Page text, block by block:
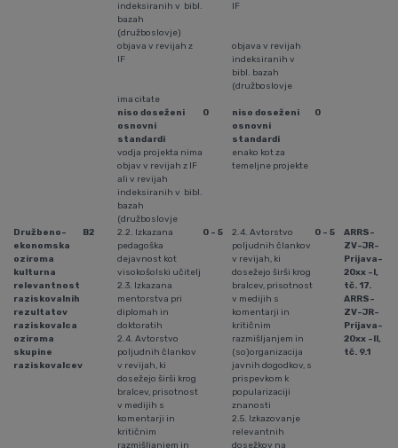
indeksiranih v bibl.
bazah
(družboslovje)
IF
objava v revijah z
IF
objava v revijah
indeksiranih v
bibl. bazah
(družboslovje
ima citate
niso doseženi
osnovni
standardi
0
niso doseženi
osnovni
standardi
0
vodja projekta nima
objav v revijah z IF
ali v revijah
indeksiranih v bibl.
bazah
(družboslovje
enako kot za
temeljne projekte
Družbeno-
ekonomska
oziroma
kulturna
relevantnost
raziskovalnih
rezultatov
raziskovalca
oziroma
skupine
raziskovalcev
B2
2.2. Izkazana
pedagoška
dejavnost kot
visokošolski učitelj
2.3. Izkazana
mentorstva pri
diplomah in
doktoratih
2.4. Avtorstvo
poljudnih člankov
v revijah, ki
dosežejo širši krog
bralcev, prisotnost
v medijih s
komentarji in
kritičnim
razmišljanjem in
0 - 5
2.4. Avtorstvo
poljudnih člankov
v revijah, ki
dosežejo širši krog
bralcev, prisotnost
v medijih s
komentarji in
kritičnim
razmišljanjem in
(so)organizacija
javnih dogodkov, s
prispevkom k
popularizaciji
znanosti
2.5. Izkazovanje
relevantnih
dosežkov na
0 - 5
ARRS-
ZV-JR-
Prijava-
20xx -I,
tč. 17.
ARRS-
ZV-JR-
Prijava-
20xx -II,
tč. 9.1